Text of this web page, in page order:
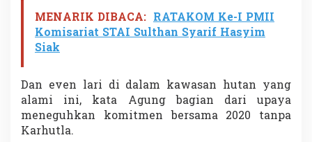
MENARIK DIBACA: RATAKOM Ke-I PMII
Komisariat STAI Sulthan Syarif Hasyim
Siak
Dan even lari di dalam kawasan hutan yang
alami ini, kata Agung bagian dari upaya
meneguhkan komitmen bersama 2020 tanpa
Karhutla.